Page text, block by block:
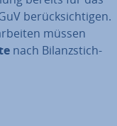
be­rück­sich­ti­gen.
müssen
nach Bi­lanz­stich­